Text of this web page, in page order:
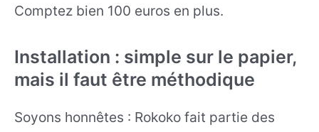
Comptez bien 100 euros en plus.
Installation : simple sur le papier,
mais il faut être méthodique
Soyons honnêtes : Rokoko fait partie des